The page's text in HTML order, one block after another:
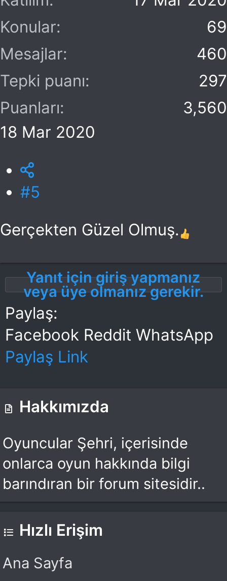
Konular
69
Mesajlar
460
Tepki puanı
297
Puanları
3,560
18 Mar 2020
#5
Gerçekten Güzel Olmuş.
Yanıt için giriş yapmanız
veya üye olmanız gerekir.
Paylaş:
Facebook Reddit WhatsApp
Paylaş Link
Hakkımızda
Oyuncular Şehri, içerisinde
onlarca oyun hakkında bilgi
barındıran bir forum sitesidir..
Hızlı Erişim
Ana Sayfa